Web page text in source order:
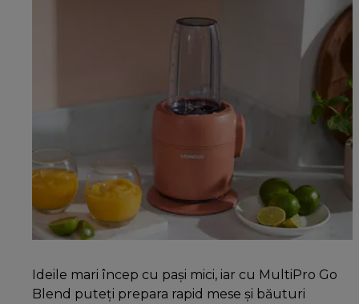
Ideile mari încep cu pași mici, iar cu MultiPro Go
Blend puteți prepara rapid mese și băuturi